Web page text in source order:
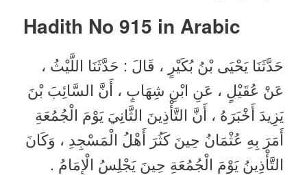
Hadith No 915 in Arabic
حَدَّثَنَا يَحْيَى بْنُ بُكَيْرٍ ، قَالَ : حَدَّثَنَا اللَّيْثُ ،
عَنْ عُقَيْلٍ ، عَنِ ابْنِ شِهَابٍ ، أَنَّ السَّائِبَ بْنَ
يَزِيدَ أَخْبَرَهُ ، أَنَّ التَّأْذِينَ الثَّانِيَ يَوْمَ الْجُمُعَةِ
أَمَرَ بِهِ عُثْمَانُ حِينَ كَثُرَ أَهْلُ الْمَسْجِدِ ، وَكَانَ
التَّأْذِينُ يَوْمَ الْجُمُعَةِ حِينَ يَجْلِسُ الْإِمَامُ .